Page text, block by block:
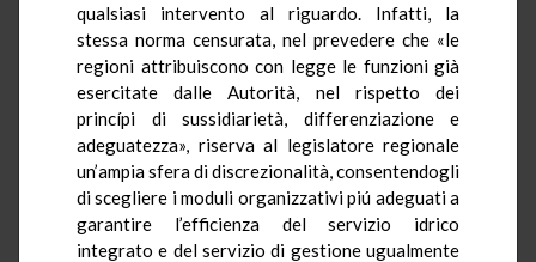
qualsiasi intervento al riguardo. Infatti, la
stessa norma censurata, nel prevedere che «le
regioni attribuiscono con legge le funzioni già
esercitate dalle Autorità, nel rispetto dei
princípi di sussidiarietà, differenziazione e
adeguatezza», riserva al legislatore regionale
un’ampia sfera di discrezionalità, consentendogli
di scegliere i moduli organizzativi piú adeguati a
garantire l’efficienza del servizio idrico
integrato e del servizio di gestione ugualmente